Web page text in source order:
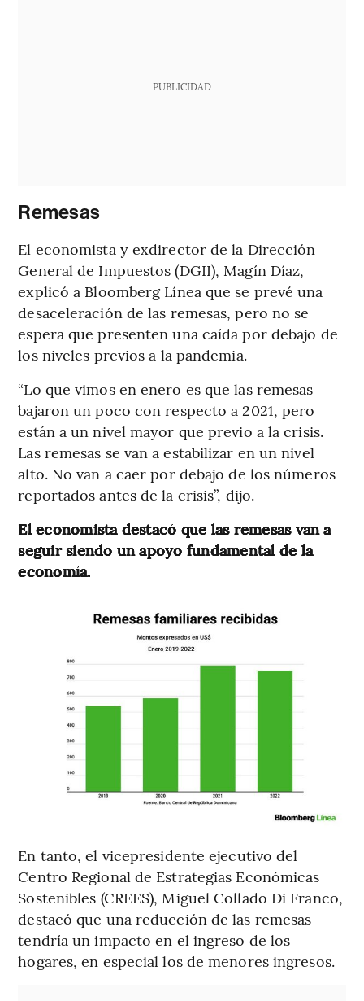
PUBLICIDAD
Remesas
El economista y exdirector de la Dirección
General de Impuestos (DGII), Magín Díaz,
explicó a Bloomberg Línea que se prevé una
desaceleración de las remesas, pero no se
espera que presenten una caída por debajo de
los niveles previos a la pandemia.
“Lo que vimos en enero es que las remesas
bajaron un poco con respecto a 2021, pero
están a un nivel mayor que previo a la crisis.
Las remesas se van a estabilizar en un nivel
alto. No van a caer por debajo de los números
reportados antes de la crisis”, dijo.
El economista destacó que las remesas van a
seguir siendo un apoyo fundamental de la
economía.
En tanto, el vicepresidente ejecutivo del
Centro Regional de Estrategias Económicas
Sostenibles (CREES), Miguel Collado Di Franco,
destacó que una reducción de las remesas
tendría un impacto en el ingreso de los
hogares, en especial los de menores ingresos.